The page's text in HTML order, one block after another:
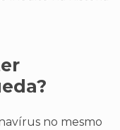
no mesmo